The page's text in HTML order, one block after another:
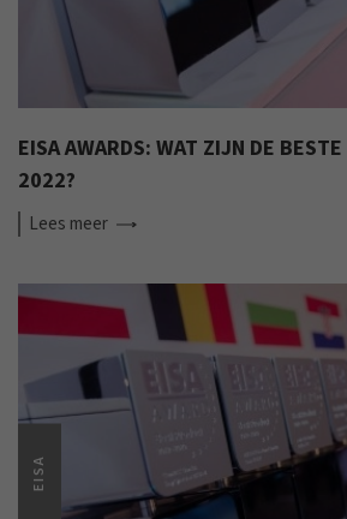
EISA AWARDS: WAT ZIJN DE
2022?
Lees meer
EISA